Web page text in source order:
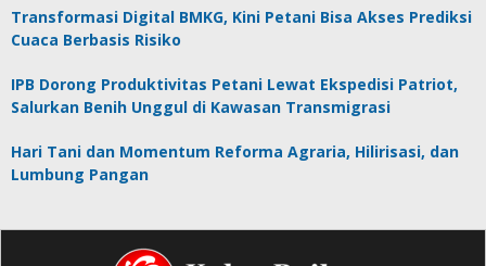
Transformasi Digital BMKG, Kini Petani Bisa Akses Prediksi
Cuaca Berbasis Risiko
IPB Dorong Produktivitas Petani Lewat Ekspedisi Patriot,
Salurkan Benih Unggul di Kawasan Transmigrasi
Hari Tani dan Momentum Reforma Agraria, Hilirisasi, dan
Lumbung Pangan